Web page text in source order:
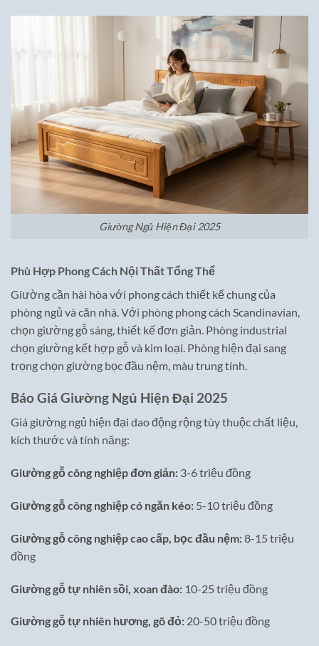
Giường Ngủ Hiện Đại 2025
Phù Hợp Phong Cách Nội Thất Tổng Thể
Giường cần hài hòa với phong cách thiết kế chung của
phòng ngủ và căn nhà. Với phòng phong cách Scandinavian,
chọn giường gỗ sáng, thiết kế đơn giản. Phòng industrial
chọn giường kết hợp gỗ và kim loại. Phòng hiện đại sang
trọng chọn giường bọc đầu nệm, màu trung tính.
Báo Giá Giường Ngủ Hiện Đại 2025
Giá giường ngủ hiện đại dao động rộng tùy thuộc chất liệu,
kích thước và tính năng:
Giường gỗ công nghiệp đơn giản: 3-6 triệu đồng
Giường gỗ công nghiệp có ngăn kéo: 5-10 triệu đồng
Giường gỗ công nghiệp cao cấp, bọc đầu nệm:8-15 triệu
đồng
Giường gỗ tự nhiên sồi, xoan đào: 10-25 triệu đồng
Giường gỗ tự nhiên hương, gõ đỏ: 20-50 triệu đồng